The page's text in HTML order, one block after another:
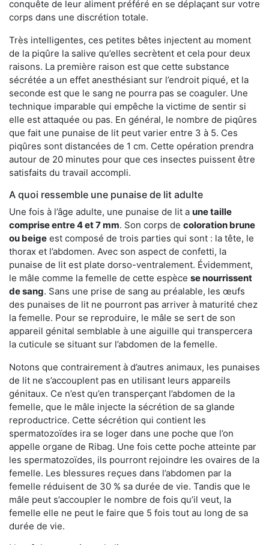
conquête de leur aliment préféré en se déplaçant sur votre
corps dans une discrétion totale.
Très intelligentes, ces petites bêtes injectent au moment
de la piqûre la salive qu’elles secrètent et cela pour deux
raisons. La première raison est que cette substance
sécrétée a un effet anesthésiant sur l’endroit piqué, et la
seconde est que le sang ne pourra pas se coaguler. Une
technique imparable qui empêche la victime de sentir si
elle est attaquée ou pas. En général, le nombre de piqûres
que fait une punaise de lit peut varier entre 3 à 5. Ces
piqûres sont distancées de 1 cm. Cette opération prendra
autour de 20 minutes pour que ces insectes puissent être
satisfaits du travail accompli.
A quoi ressemble une punaise de lit adulte
Une fois à l’âge adulte, une punaise de lit a une taille
comprise entre 4 et 7 mm. Son corps de coloration brune
ou beige est composé de trois parties qui sont : la tête, le
thorax et l’abdomen. Avec son aspect de confetti, la
punaise de lit est plate dorso-ventralement. Évidemment,
le mâle comme la femelle de cette espèce se nourrissent
de sang. Sans une prise de sang au préalable, les œufs
des punaises de lit ne pourront pas arriver à maturité chez
la femelle. Pour se reproduire, le mâle se sert de son
appareil génital semblable à une aiguille qui transpercera
la cuticule se situant sur l’abdomen de la femelle.
Notons que contrairement à d’autres animaux, les punaises
de lit ne s’accouplent pas en utilisant leurs appareils
génitaux. Ce n’est qu’en transperçant l’abdomen de la
femelle, que le mâle injecte la sécrétion de sa glande
reproductrice. Cette sécrétion qui contient les
spermatozoïdes ira se loger dans une poche que l’on
appelle organe de Ribag. Une fois cette poche atteinte par
les spermatozoïdes, ils pourront rejoindre les ovaires de la
femelle. Les blessures reçues dans l’abdomen par la
femelle réduisent de 30 % sa durée de vie. Tandis que le
mâle peut s’accoupler le nombre de fois qu’il veut, la
femelle elle ne peut le faire que 5 fois tout au long de sa
durée de vie.